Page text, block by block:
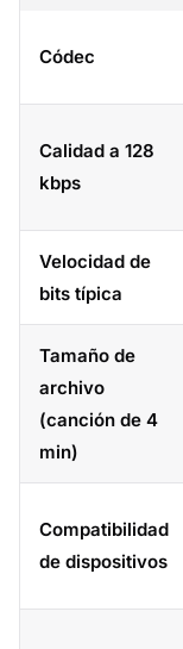
Códec
Calidad a 128
kbps
Velocidad de
bits típica
Tamaño de
archivo
(canción de 4
min)
Compatibilidad
de dispositivos